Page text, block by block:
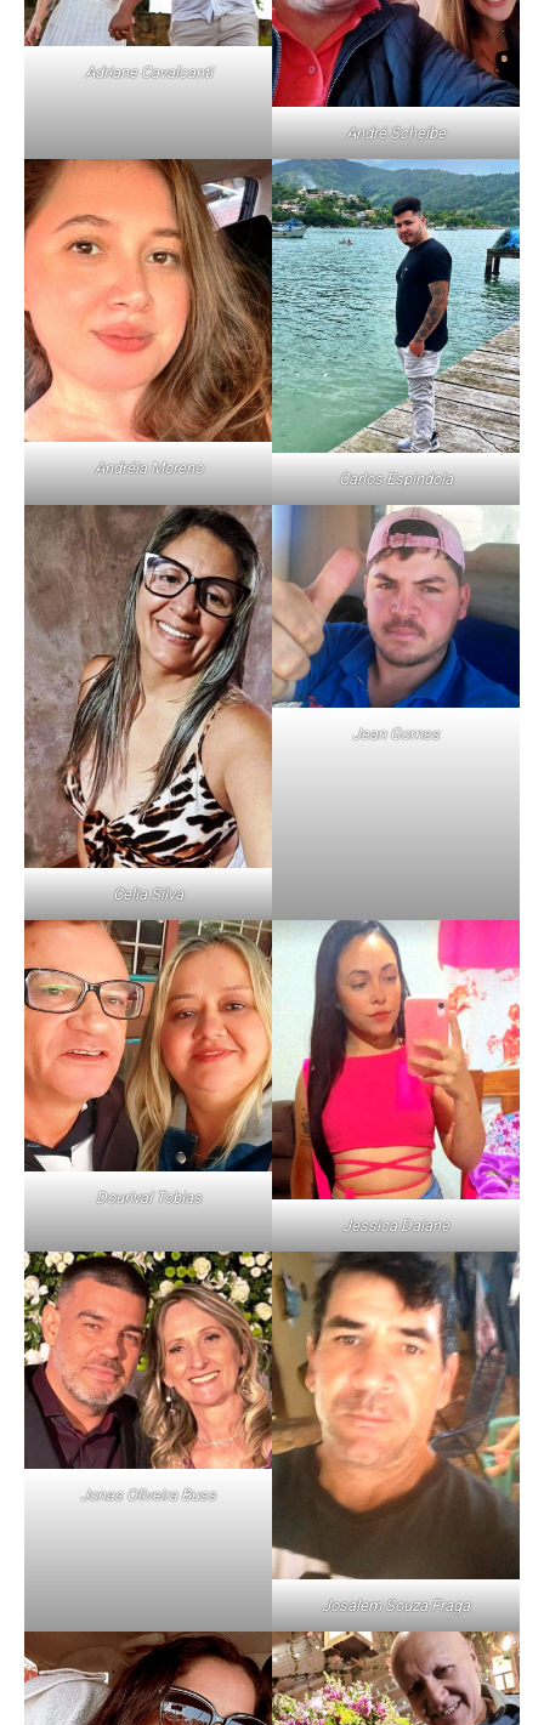
Adriane Cavalcanti
André Scheibe
Andréia Moreno
Carlos Espindola
Celia Silva
Jean Gomes
Dourival Tobias
Jessica Daiane
Jonas Oliveira Buss
Josalem Souza Fraga